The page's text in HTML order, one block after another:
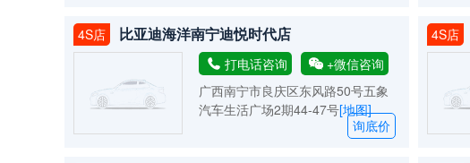
4S店 比亚迪海洋南宁迪悦时代店
打电话咨询
+微信咨询
广西南宁市良庆区东风路50号五象
汽车生活广场2期44-47号[地图]
询底价
4S店